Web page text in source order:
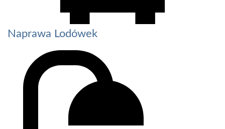
Naprawa Lodówek